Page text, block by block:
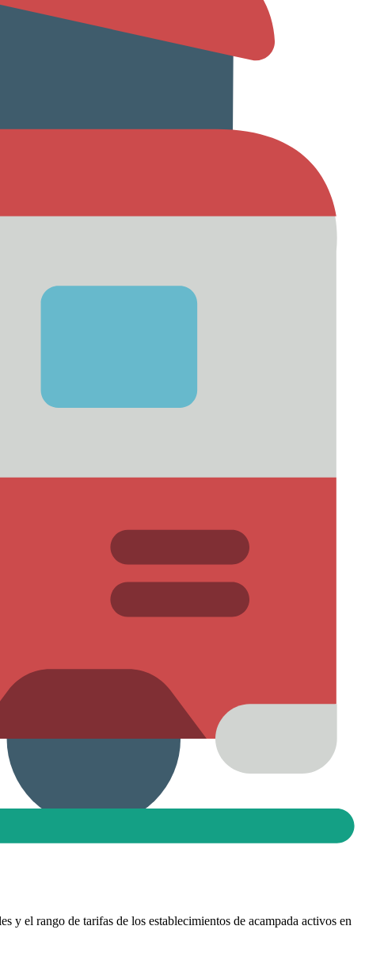
y el rango de tarifas de los establecimientos de acampada activos en